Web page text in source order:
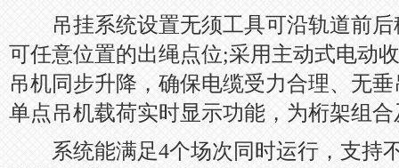
吊挂系统设置无须工具可沿轨道前后
可任意位置的出绳点位;采用主动式电动
吊机同步升降，确保电缆受力合理、无
单点吊机载荷实时显示功能，为桁架组
系统能满足4个场次同时运行，支持